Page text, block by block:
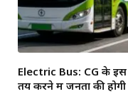
Electric Bus: CG के
तय करने में जनता की होगी